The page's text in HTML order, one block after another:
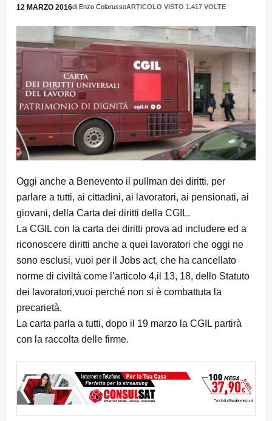
12 MARZO 2016di Enzo ColarussoARTICOLO VISTO 1.417 VOLTE
Oggi anche a Benevento il pullman dei diritti, per
parlare a tutti, ai cittadini, ai lavoratori, ai pensionati, ai
giovani, della Carta dei diritti della CGIL.
La CGIL con la carta dei diritti prova ad includere ed a
riconoscere diritti anche a quei lavoratori che oggi ne
sono esclusi, vuoi per il Jobs act, che ha cancellato
norme di civiltà come l’articolo 4,il 13, 18, dello Statuto
dei lavoratori,vuoi perché non si è combattuta la
precarietà.
La carta parla a tutti, dopo il 19 marzo la CGIL partirà
con la raccolta delle firme.